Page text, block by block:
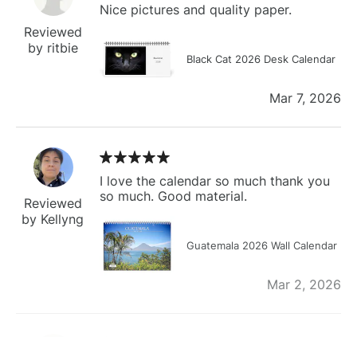
Reviewed
by ritbie
Nice pictures and quality paper.
Black Cat 2026 Desk Calendar
Mar 7, 2026
Reviewed
by Kellyng
I love the calendar so much thank you
so much. Good material.
Guatemala 2026 Wall Calendar
Mar 2, 2026